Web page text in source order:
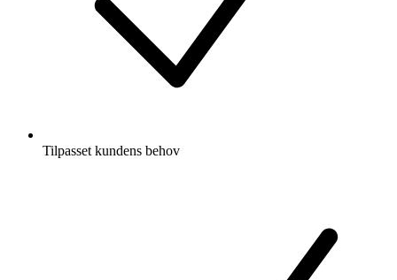
Tilpasset kundens behov